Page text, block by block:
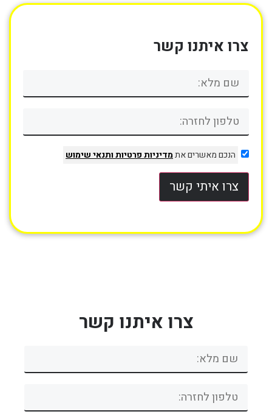
צרו איתנו קשר
הנכם מאשרים אתמדיניות פרטיותותנאי שימוש
צרו איתי קשר
צרו איתנו קשר